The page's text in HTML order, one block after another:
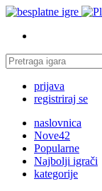
prijava
registriraj se
naslovnica
Nove42
Popularne
Najbolji igrači
kategorije